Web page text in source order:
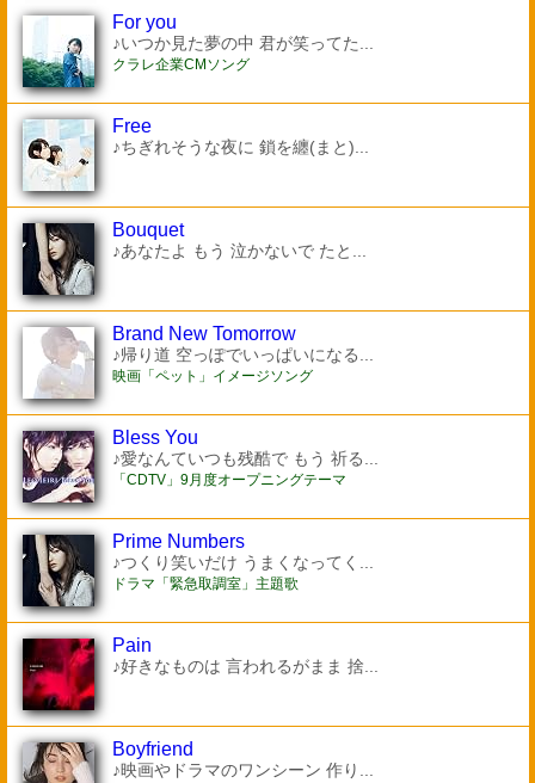
For you
♪いつか見た夢の中 君が笑ってた...
クラレ企業CMソング
Free
♪ちぎれそうな夜に 鎖を纏(まと)...
Bouquet
♪あなたよ もう 泣かないで たと...
Brand New Tomorrow
♪帰り道 空っぽでいっぱいになる...
映画「ペット」イメージソング
Bless You
♪愛なんていつも残酷で もう 祈る...
「CDTV」9月度オープニングテーマ
Prime Numbers
♪つくり笑いだけ うまくなってく...
ドラマ「緊急取調室」主題歌
Pain
♪好きなものは 言われるがまま 捨...
Boyfriend
♪映画やドラマのワンシーン 作り...